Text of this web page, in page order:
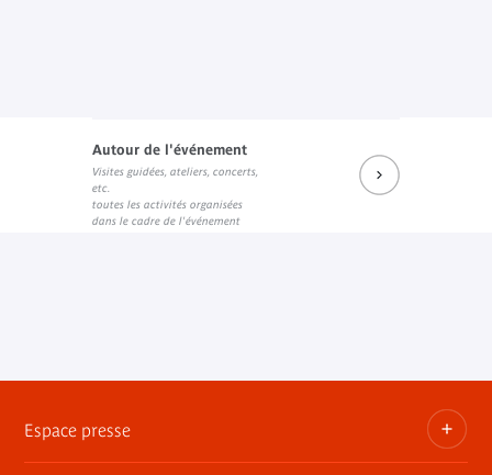
Autour de l'événement
Visites guidées, ateliers, concerts,
etc.
toutes les activités organisées
dans le cadre de l'événement
Espace presse